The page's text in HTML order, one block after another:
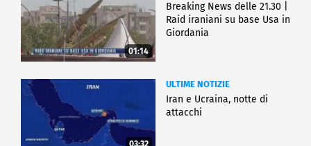
01:14
Breaking News delle 21.30 |
Raid iraniani su base Usa in
Giordania
ULTIME NOTIZIE
Iran e Ucraina, notte di
attacchi